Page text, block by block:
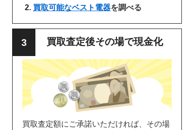
買取可能なベスト電器を調べる
買取査定後その場で現金化
買取査定額にご承諾いただければ、その場